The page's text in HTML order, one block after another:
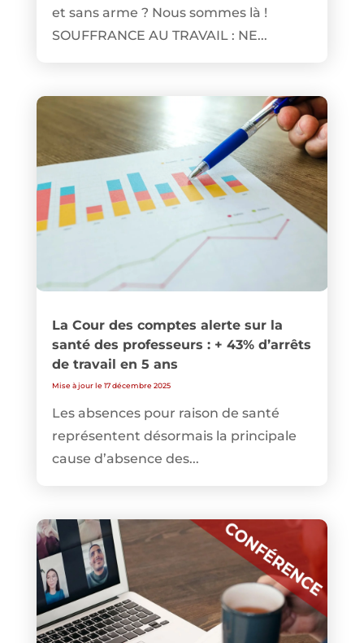
et sans arme ? Nous sommes là !
SOUFFRANCE AU TRAVAIL : NE...
La Cour des comptes alerte sur la
santé des professeurs : + 43% d’arrêts
de travail en 5 ans
Mise à jour le 17 décembre 2025
Les absences pour raison de santé
représentent désormais la principale
cause d’absence des...